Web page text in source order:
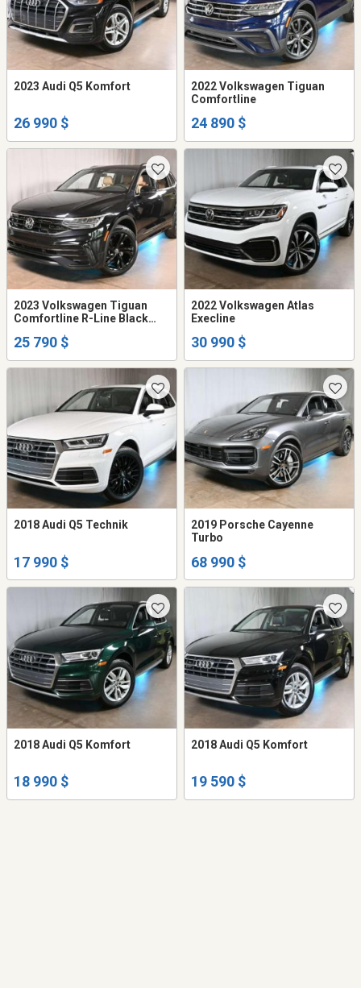
2023 Audi Q5 Komfort
26 990 $
2022 Volkswagen Tiguan
Comfortline
24 890 $
2023 Volkswagen Tiguan
Comfortline R-Line Black
25 790 $
2022 Volkswagen Atlas
Execline
30 990 $
2018 Audi Q5 Technik
17 990 $
2019 Porsche Cayenne
Turbo
68 990 $
2018 Audi Q5 Komfort
18 990 $
2018 Audi Q5 Komfort
19 590 $